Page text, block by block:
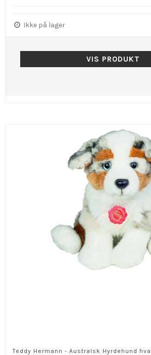
Ikke på lager
VIS PRODUKT
Teddy Hermann - Australsk Hyrdehund